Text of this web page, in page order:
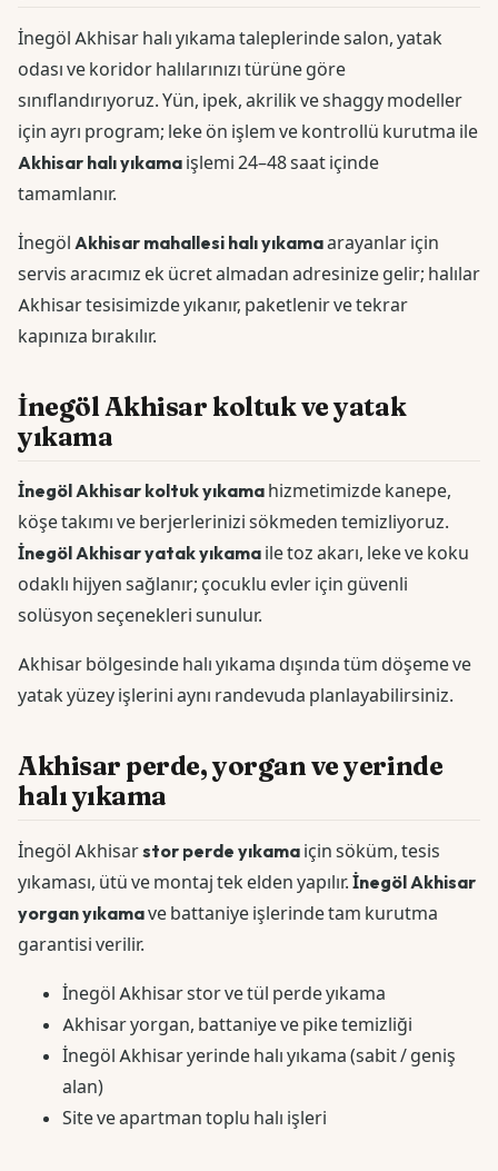
İnegöl Akhisar halı yıkama taleplerinde salon, yatak
odası ve koridor halılarınızı türüne göre
sınıflandırıyoruz. Yün, ipek, akrilik ve shaggy modeller
için ayrı program; leke ön işlem ve kontrollü kurutma ile
Akhisar halı yıkama işlemi 24–48 saat içinde
tamamlanır.
İnegöl Akhisar mahallesi halı yıkamaarayanlar için
servis aracımız ek ücret almadan adresinize gelir; halılar
Akhisar tesisimizde yıkanır, paketlenir ve tekrar
kapınıza bırakılır.
İnegöl Akhisar koltuk ve yatak
yıkama
İnegöl Akhisar koltuk yıkama hizmetimizde kanepe,
köşe takımı ve berjerlerinizi sökmeden temizliyoruz.
İnegöl Akhisar yatak yıkama ile toz akarı, leke ve koku
odaklı hijyen sağlanır; çocuklu evler için güvenli
solüsyon seçenekleri sunulur.
Akhisar bölgesinde halı yıkama dışında tüm döşeme ve
yatak yüzey işlerini aynı randevuda planlayabilirsiniz.
Akhisar perde, yorgan ve yerinde
halı yıkama
İnegöl Akhisarstor perde yıkama için söküm, tesis
yıkaması, ütü ve montaj tek elden yapılır. İnegöl Akhisar
yorgan yıkamave battaniye işlerinde tam kurutma
garantisi verilir.
İnegöl Akhisar stor ve tül perde yıkama
Akhisar yorgan, battaniye ve pike temizliği
İnegöl Akhisar yerinde halı yıkama (sabit / geniş
alan)
Site ve apartman toplu halı işleri